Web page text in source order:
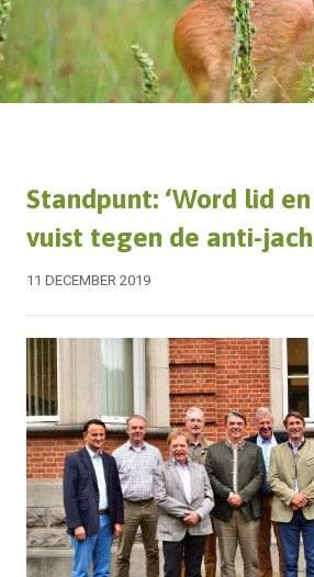
Standpunt: ‘Word lid
vuist tegen de anti-
11 DECEMBER 2019